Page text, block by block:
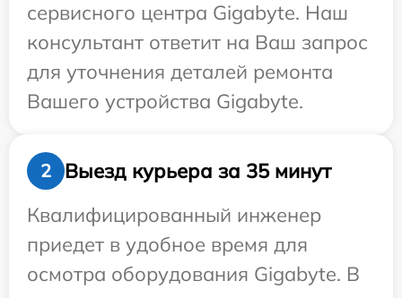
сервисного центра Gigabyte. Наш
консультант ответит на Ваш запрос
для уточнения деталей ремонта
Вашего устройства Gigabyte.
2
Выезд курьера за 35 минут
Квалифицированный инженер
приедет в удобное время для
осмотра оборудования Gigabyte. В